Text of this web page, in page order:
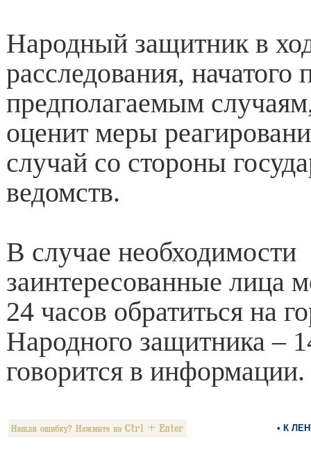
Народный защитник в
расследования, начатого
предполагаемым
оценит меры
случай со стороны
ведомств.
В случае необходимости
заинтересованные лица
24 часов обратиться на
Народного защитника –
говорится в информации.
• К